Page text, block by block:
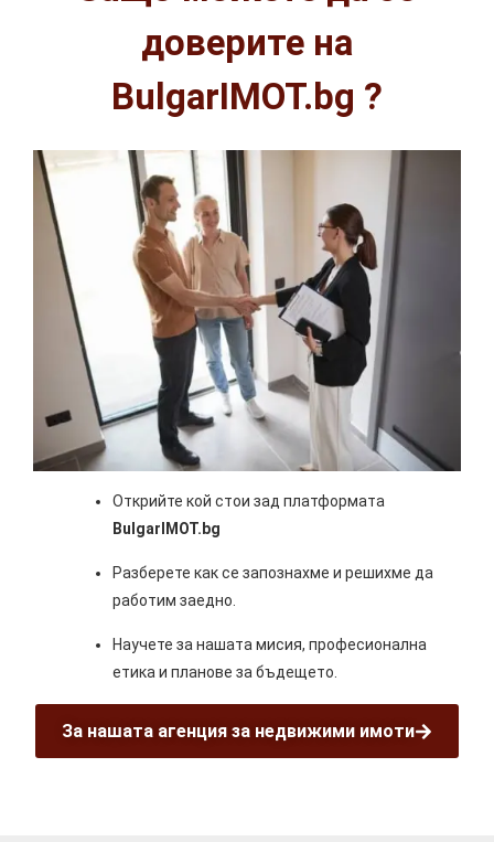
доверите на
BulgarIMOT.bg ?
Открийте кой стои зад платформата
BulgarIMOT.bg
Разберете как се запознахме и решихме да
работим заедно.
Научете за нашата мисия, професионална
етика и планове за бъдещето.
За нашата агенция за недвижими имоти